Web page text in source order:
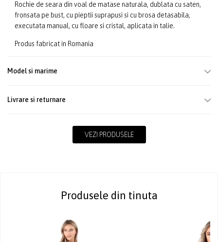
Rochie de seara din voal de matase naturala, dublata cu saten,
fronsata pe bust, cu pieptii suprapusi si cu brosa detasabila,
executata manual, cu floare si cristal, aplicata in talie.
Produs fabricat in Romania
Model si marime
Livrare si returnare
VEZI PRODUSELE
Produsele din tinuta